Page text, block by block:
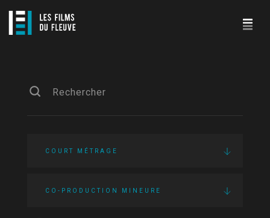
COURT MÉTRAGE
CO-PRODUCTION MINEURE